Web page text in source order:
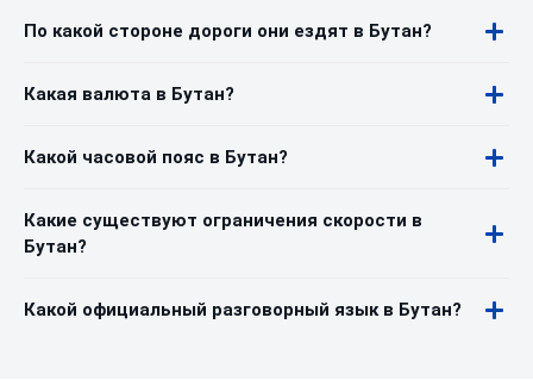
По какой стороне дороги они ездят в Бутан?
Какая валюта в Бутан?
Какой часовой пояс в Бутан?
Какие существуют ограничения скорости в
Бутан?
Какой официальный разговорный язык в Бутан?